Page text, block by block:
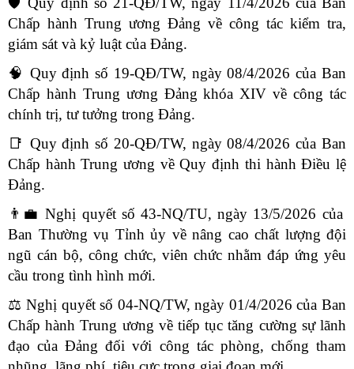
Chấp hành Trung ương Đảng về công tác kiểm tra,
giám sát và kỷ luật của Đảng.
🧠 Quy định số 19-QĐ/TW, ngày 08/4/2026 của Ban
Chấp hành Trung ương Đảng khóa XIV về công tác
chính trị, tư tưởng trong Đảng.
📑 Quy định số 20-QĐ/TW, ngày 08/4/2026 của Ban
Chấp hành Trung ương về Quy định thi hành Điều lệ
Đảng.
👨‍💼 Nghị quyết số 43-NQ/TU, ngày 13/5/2026 của
Ban Thường vụ Tỉnh ủy về nâng cao chất lượng đội
ngũ cán bộ, công chức, viên chức nhằm đáp ứng yêu
cầu trong tình hình mới.
⚖️ Nghị quyết số 04-NQ/TW, ngày 01/4/2026 của Ban
Chấp hành Trung ương về tiếp tục tăng cường sự lãnh
đạo của Đảng đối với công tác phòng, chống tham